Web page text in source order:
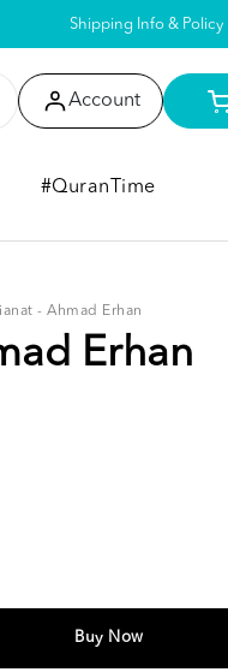
Shipping Info & Policy
Account
#QuranTime
- Ahmad Erhan
Erhan
Buy Now